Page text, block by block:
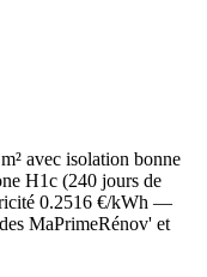
m² avec isolation bonne
H1c (240 jours de
0.2516 €/kWh —
MaPrimeRénov' et